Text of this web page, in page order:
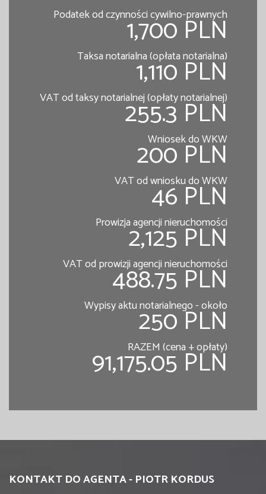
Podatek od czynności cywilno-prawnych
1,700 PLN
Taksa notarialna (opłata notarialna)
1,110 PLN
VAT od taksy notarialnej (opłaty notarialnej)
255.3 PLN
Wniosek do WKW
200 PLN
VAT od wniosku do WKW
46 PLN
Prowizja agencji nieruchomości
2,125 PLN
VAT od prowizji agencji nieruchomości
488.75 PLN
Wypisy aktu notarialnego - około
250 PLN
RAZEM (cena + opłaty)
91,175.05 PLN
KONTAKT DO AGENTA - PIOTR KORDUS